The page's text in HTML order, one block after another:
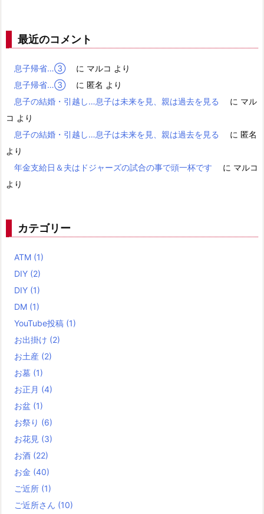
最近のコメント
息子帰省…③ に マルコ より
息子帰省…③
に 匿名 より
息子の結婚・引越し…息子は未来を見、親は過去を見る
に マル
コ より
息子の結婚・引越し…息子は未来を見、親は過去を見る
に 匿名
より
年金支給日＆夫はドジャーズの試合の事で頭一杯です
に マルコ
より
カテゴリー
ATM (1)
DIY (2)
DIY (1)
DM (1)
YouTube投稿 (1)
お出掛け (2)
お土産 (2)
お墓 (1)
お正月 (4)
お盆 (1)
お祭り (6)
お花見 (3)
お酒 (22)
お金 (40)
ご近所 (1)
ご近所さん (10)